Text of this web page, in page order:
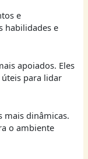
e
habilidades e
apoiados. Eles
para lidar
mais dinâmicas.
o ambiente